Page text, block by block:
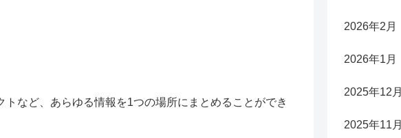
など、あらゆる情報を1つの場所にまとめることができ
2026年2月
2026年1月
2025年12月
2025年11月